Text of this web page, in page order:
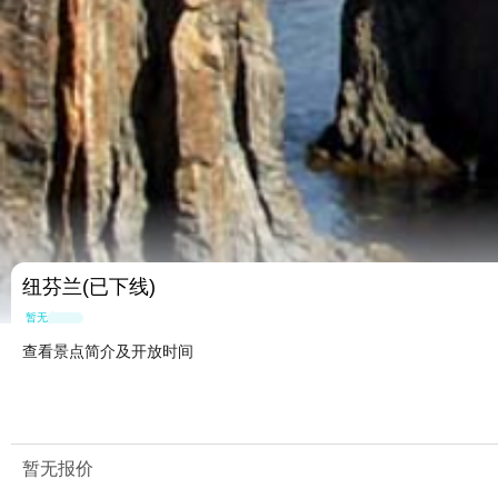
纽芬兰(已下线)
暂无点评
查看景点简介及开放时间
暂无报价